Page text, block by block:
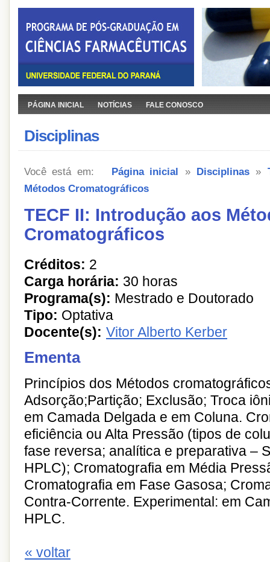
PÁGINA INICIAL NOTÍCIAS FALE CONOSCO
Disciplinas
Você está em: Página inicial » Disciplinas »
Métodos Cromatográficos
TECF II: Introdução aos
Cromatográficos
Créditos: 2
Carga horária: 30 horas
Programa(s): Mestrado e Doutorado
Tipo: Optativa
Docente(s): Vitor Alberto Kerber
Ementa
Princípios dos Métodos
Adsorção;Partição; Exclusão; Troca
em Camada Delgada e em Coluna.
eficiência ou Alta Pressão (tipos de
fase reversa; analítica e preparativa –
HPLC); Cromatografia em Média
Cromatografia em Fase Gasosa;
Contra-Corrente. Experimental: em
HPLC.
« voltar